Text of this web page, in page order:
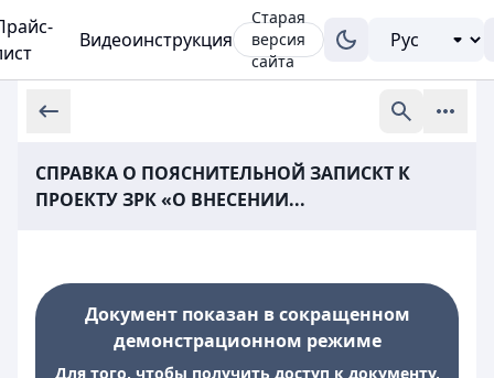
Видеоинструкция
Старая
версия
сайта
СПРАВКА О ПОЯСНИТЕЛЬНОЙ ЗАПИСКT К
ПРОЕКТУ ЗРК «О ВНЕСЕНИИ...
Документ показан в сокращенном
демонстрационном режиме
Для того, чтобы получить доступ к документу,